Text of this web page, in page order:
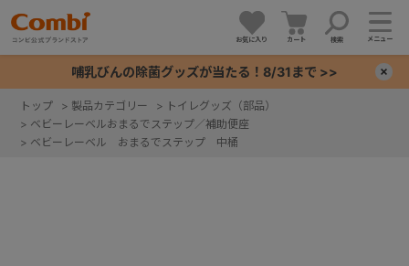
お気に入り カート 検索 メニュー
哺乳びんの除菌グッズが当たる！8/31まで >>
トップ > 製品カテゴリー > トイレグッズ（部品）
> ベビーレーベルおまるでステップ／補助便座
> ベビーレーベル おまるでステップ 中桶